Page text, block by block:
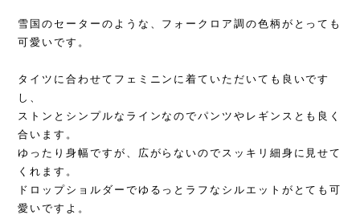
雪国のセーターのような、フォークロア調の色柄がとっても
可愛いです。
タイツに合わせてフェミニンに着ていただいても良いです
し、
ストンとシンプルなラインなのでパンツやレギンスとも良く
合います。
ゆったり身幅ですが、広がらないのでスッキリ細身に見せて
くれます。
ドロップショルダーでゆるっとラフなシルエットがとても可
愛いですよ。